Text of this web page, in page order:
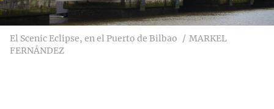
El Scenic Eclipse, en el Puerto de Bilbao
MARKEL
FERNÁNDEZ